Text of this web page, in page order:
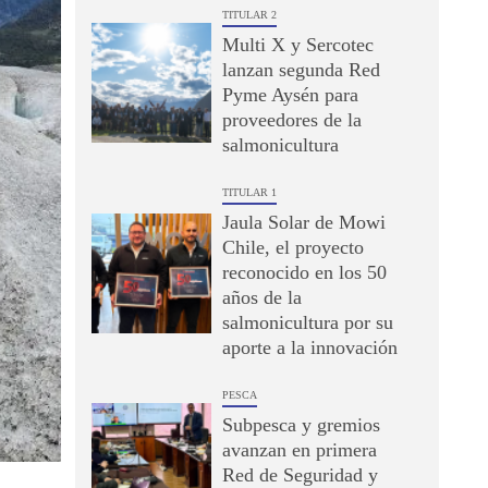
TITULAR 2
Multi X y Sercotec
lanzan segunda Red
Pyme Aysén para
proveedores de la
salmonicultura
TITULAR 1
Jaula Solar de Mowi
Chile, el proyecto
reconocido en los 50
años de la
salmonicultura por su
aporte a la innovación
PESCA
Subpesca y gremios
avanzan en primera
Red de Seguridad y